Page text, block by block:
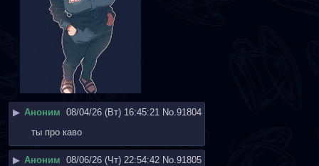
▶ Аноним 08/04/26 (Вт) 16:45:21 No. 91804
ты про каво
▶ Аноним 08/06/26 (Чт) 22:54:42 No. 91805